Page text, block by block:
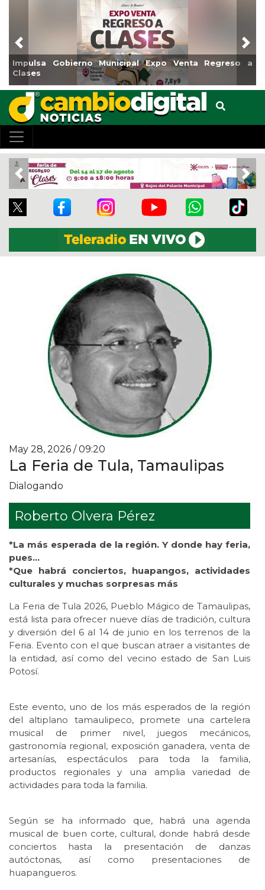
Gobierno Municipal Expo Venta Regreso a
Reabrirá
Previous
Previous
May 28, 2026 / 09:20
La Feria de Tula, Tamaulipas
Dialogando
Roberto Olvera Pérez
*La más esperada de la región. Y donde hay feria,
pues…
*Que habrá conciertos, huapangos, actividades
culturales y muchas sorpresas más
La Feria de Tula 2026, Pueblo Mágico de Tamaulipas,
está lista para ofrecer nueve días de tradición, cultura
y diversión del 6 al 14 de junio en los terrenos de la
Feria. Evento con el que buscan atraer a visitantes de
la entidad, así como del vecino estado de San Luis
Potosí.
Este evento, uno de los más esperados de la región
del altiplano tamaulipeco, promete una cartelera
musical de primer nivel, juegos mecánicos,
gastronomía regional, exposición ganadera, venta de
artesanías, espectáculos para toda la familia,
productos regionales y una amplia variedad de
actividades para toda la familia.
Según se ha informado que, habrá una agenda
musical de buen corte, cultural, donde habrá desde
conciertos hasta la presentación de danzas
autóctonas, así como presentaciones de
huapangueros.